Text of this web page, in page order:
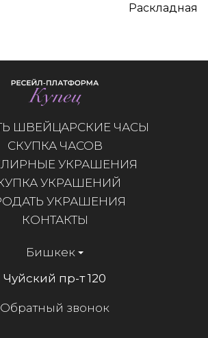
Раскладная
ШВЕЙЦАРСКИЕ ЧАСЫ
СКУПКА ЧАСОВ
УКРАШЕНИЯ
УКРАШЕНИЙ
УКРАШЕНИЯ
КОНТАКТЫ
Бишкек
Чуйский пр-т 120
Обратный звонок